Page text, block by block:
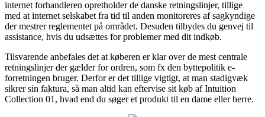
internet forhandleren opretholder de danske retningslinjer, tillige
med at internet selskabet fra tid til anden monitoreres af sagkyndige
der mestrer reglementet på området. Desuden tilbydes du genvej til
assistance, hvis du udsættes for problemer med dit indkøb.
Tilsvarende anbefales det at køberen er klar over de mest centrale
retningslinjer der gælder for ordren, som fx den byttepolitik e-
forretningen bruger. Derfor er det tillige vigtigt, at man stadigvæk
sikrer sin faktura, så man altid kan eftervise sit køb af Intuition
Collection 01, hvad end du søger et produkt til en dame eller herre.